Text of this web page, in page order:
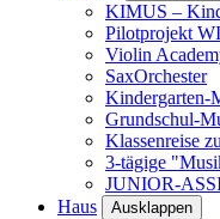
KIMUS –
Pilotprojekt
Violin
SaxOrchester
Kindergarten-
Grundschul-
Klassenreise
3-tägige
JUNIOR-
Haus
Ausklappen